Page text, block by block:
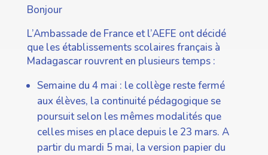
Bonjour
L’Ambassade de France et l’AEFE ont décidé
que les établissements scolaires français à
Madagascar rouvrent en plusieurs temps :
Semaine du 4 mai : le collège reste fermé
aux élèves, la continuité pédagogique se
poursuit selon les mêmes modalités que
celles mises en place depuis le 23 mars. A
partir du mardi 5 mai, la version papier du